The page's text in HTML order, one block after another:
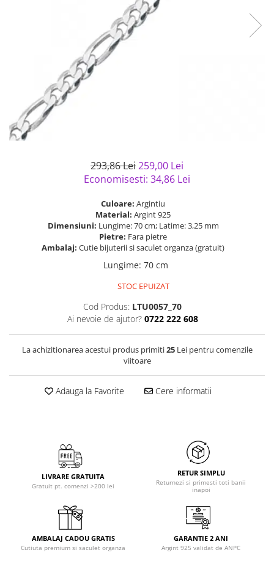
Bijuterii argint placat cu aur
Bijuterii argint cu diverse
Bijuterii argint cu murano
Bijuterii gotice si rock
Bijuterii Handmade
Bijuterii fantezie
Casete si cutii de bijuterii
Bijuterii tungsten
Accesorii Piele
Solutii si lavete de curatare
293,86 Lei259,00 Lei
Economisesti: 34,86 Lei
Culoare: Argintiu
Material: Argint 925
Dimensiuni: Lungime: 70 cm; Latime: 3,25 mm
Pietre: Fara pietre
Ambalaj: Cutie bijuterii si saculet organza (gratuit)
Lungime: 70 cm
STOC EPUIZAT
Cod Produs: LTU0057_70
Ai nevoie de ajutor? 0722 222 608
La achizitionarea acestui produs primiti25Lei pentru comenzile
viitoare
Adauga la Favorite Cere informatii
LIVRARE GRATUITA
Gratuit pt. comenzi >200 lei
RETUR SIMPLU
Returnezi si primesti toti banii
inapoi
AMBALAJ CADOU GRATIS
Cutiuta premium si saculet organza
GARANTIE 2 ANI
Argint 925 validat de ANPC